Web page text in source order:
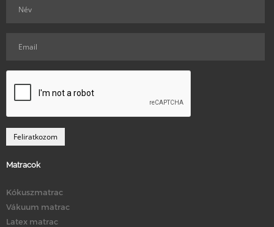
Matracok
Kókuszmatrac
Vákuum matrac
Latex matrac